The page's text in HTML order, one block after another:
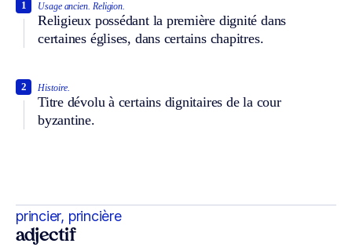
Usage ancien. Religion.
Religieux possédant la première dignité dans
certaines églises, dans certains chapitres.
1
Histoire.
Titre dévolu à certains dignitaires de la cour
byzantine.
2
princier, princière
adjectif